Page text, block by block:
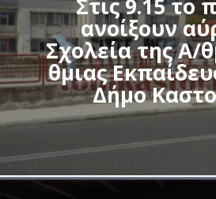
Στις 9.15 το
ανοίξουν
Σχολεία της Α/
θμιας
Δήμο